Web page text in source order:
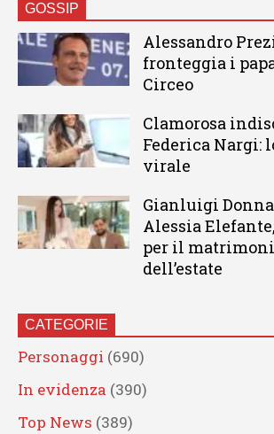
GOSSIP
Alessandro
fronteggia i
Circeo
Clamorosa
Federica Nargi:
virale
Gianluigi
Alessia
per il
dell’estate
CATEGORIE
Personaggi (690)
In evidenza (390)
Top News (389)